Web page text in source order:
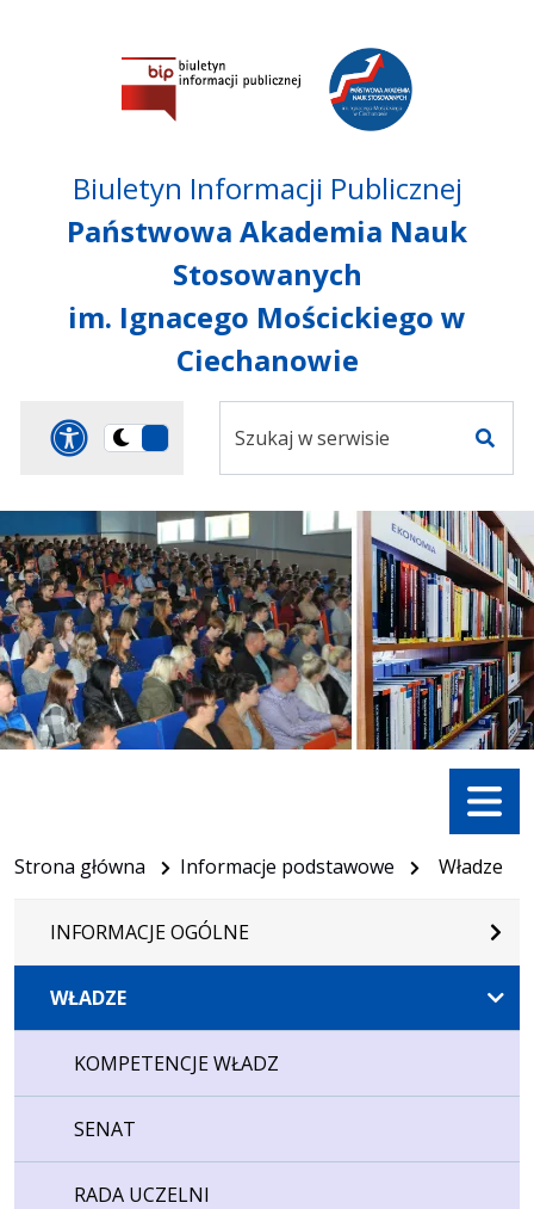
głównego menu
Przejdź do treści
Przejdź do mapy
serwisu
Biuletyn Informacji Publicznej
Państwowa Akademia Nauk
Stosowanych
im. Ignacego Mościckiego w
Ciechanowie
Panel dostosowania
Przełącz
ciemną
serwisie
Menu
Strona główna Informacje podstawowe Władze
INFORMACJE OGÓLNE
WŁADZE
KOMPETENCJE WŁADZ
SENAT
RADA UCZELNI